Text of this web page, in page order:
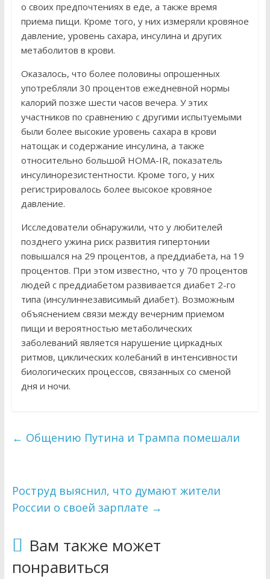
о своих предпочтениях в еде, а также время
приема пищи. Кроме того, у них измеряли кровяное
давление, уровень сахара, инсулина и других
метаболитов в крови.
Оказалось, что более половины опрошенных
употребляли 30 процентов ежедневной нормы
калорий позже шести часов вечера. У этих
участников по сравнению с другими испытуемыми
были более высокие уровень сахара в крови
натощак и содержание инсулина, а также
относительно большой HOMA-IR, показатель
инсулинорезистентности. Кроме того, у них
регистрировалось более высокое кровяное
давление.
Исследователи обнаружили, что у любителей
позднего ужина риск развития гипертонии
повышался на 29 процентов, а преддиабета, на 19
процентов. При этом известно, что у 70 процентов
людей с преддиабетом развивается диабет 2-го
типа (инсулиннезависимый диабет). Возможным
объяснением связи между вечерним приемом
пищи и вероятностью метаболических
заболеваний является нарушение циркадных
ритмов, циклических колебаний в интенсивности
биологических процессов, связанных со сменой
дня и ночи.
← Общению Путина и Трампа помешали
Роструд выяснил, что думают жители
России о своей зарплате →
Вам также может
понравиться